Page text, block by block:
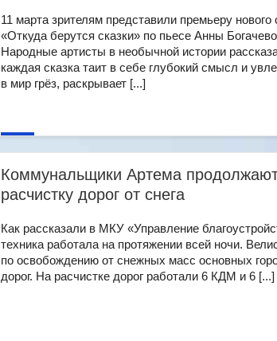
11 марта зрителям представили премьеру нового
«Откуда берутся сказки» по пьесе Анны
Народные артисты в необычной истории
каждая сказка таит в себе глубокий смысл и
в мир грёз, раскрывает [...]
Коммунальщики Артема
расчистку дорог от снега
Как рассказали в МКУ «Управление
техника работала на протяжении всей ночи.
по освобождению от снежных масс основных
дорог. На расчистке дорог работали 6 КДМ и 6 [...]